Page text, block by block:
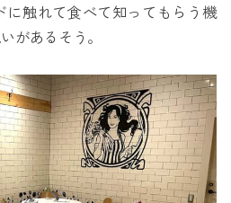
に触れて食べて知ってもらう機
があるそう。